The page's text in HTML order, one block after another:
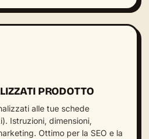
PRODOTTO
alle tue schede
Istruzioni, dimensioni,
Ottimo per la SEO e la